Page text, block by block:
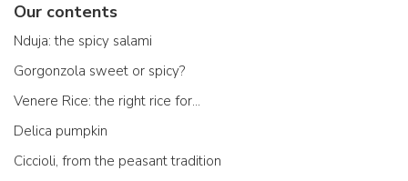
Our contents
Nduja: the spicy salami
Gorgonzola sweet or spicy?
Venere Rice: the right rice for...
Delica pumpkin
Ciccioli, from the peasant tradition